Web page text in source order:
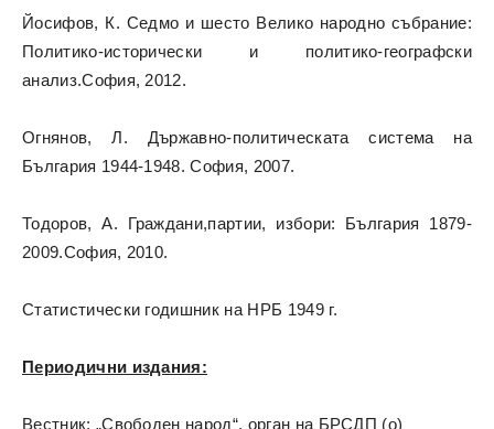
Йосифов, К. Седмо и шесто Велико народно събрание:
Политико-исторически и политико-географски
анализ.София, 2012.
Огнянов, Л. Държавно-политическата система на
България 1944-1948. София, 2007.
Тодоров, А. Граждани,партии, избори: България 1879-
2009.София, 2010.
Статистически годишник на НРБ 1949 г.
Периодични издания:
Вестник: „Свободен народ“, орган на БРСДП (о)